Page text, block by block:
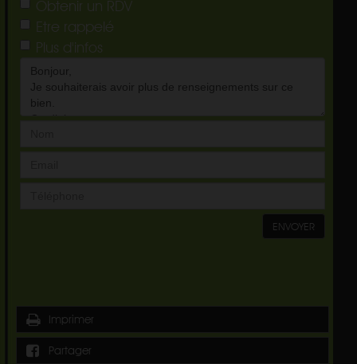
Obtenir un RDV
Etre rappelé
Plus d'infos
ENVOYER
Imprimer
Partager